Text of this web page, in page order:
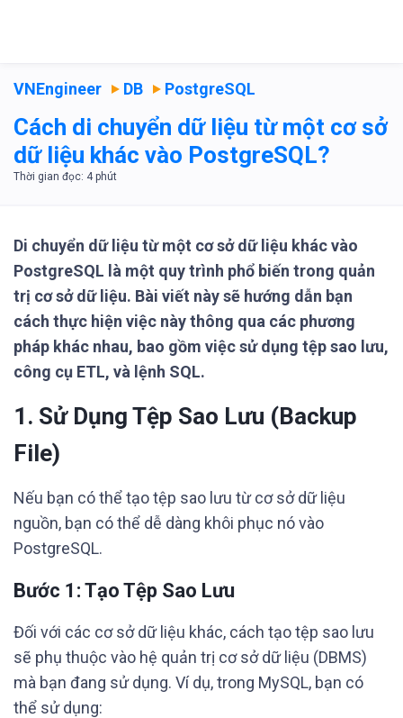
VNEngineer DB PostgreSQL
Cách di chuyển dữ liệu từ một cơ sở
dữ liệu khác vào PostgreSQL?
Di chuyển dữ liệu từ một cơ sở dữ liệu khác vào
PostgreSQL là một quy trình phổ biến trong quản
trị cơ sở dữ liệu. Bài viết này sẽ hướng dẫn bạn
cách thực hiện việc này thông qua các phương
pháp khác nhau, bao gồm việc sử dụng tệp sao lưu,
công cụ ETL, và lệnh SQL.
1. Sử Dụng Tệp Sao Lưu (Backup
File)
Nếu bạn có thể tạo tệp sao lưu từ cơ sở dữ liệu
nguồn, bạn có thể dễ dàng khôi phục nó vào
PostgreSQL.
Bước 1: Tạo Tệp Sao Lưu
Đối với các cơ sở dữ liệu khác, cách tạo tệp sao lưu
sẽ phụ thuộc vào hệ quản trị cơ sở dữ liệu (DBMS)
mà bạn đang sử dụng. Ví dụ, trong MySQL, bạn có
thể sử dụng: